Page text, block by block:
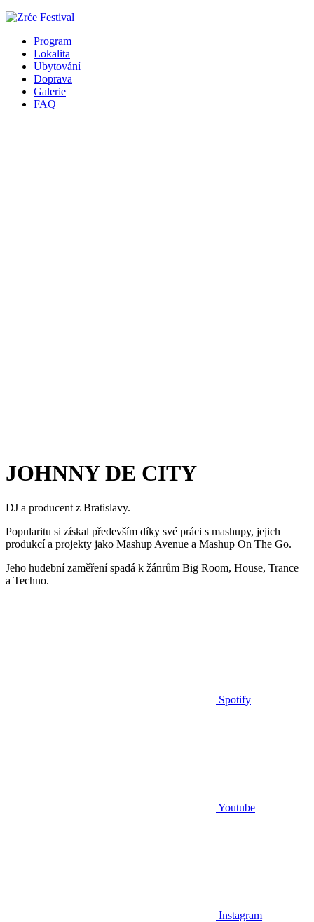
Program
Lokalita
Ubytování
Doprava
Galerie
FAQ
JOHNNY DE CITY
DJ a producent z Bratislavy.
Popularitu si získal především díky své práci s mashupy, jejich
produkcí a projekty jako Mashup Avenue a Mashup On The Go.
Jeho hudební zaměření spadá k žánrům Big Room, House, Trance
a Techno.
Spotify
Youtube
Instagram